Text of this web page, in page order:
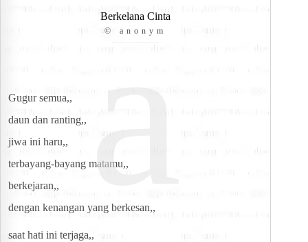
a
Berkelana Cinta
© anonym
Gugur semua,,
daun dan ranting,,
jiwa ini haru,,
terbayang-bayang matamu,,
berkejaran,,
dengan kenangan yang berkesan,,
saat hati ini terjaga,,